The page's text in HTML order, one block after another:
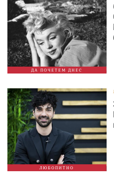
ДА ПОЧЕТЕМ ДНЕС
ЛЮБОПИТНО